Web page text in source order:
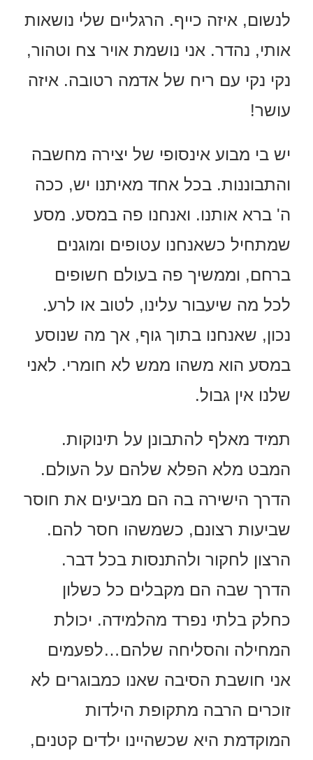
לנשום, איזה כייף. הרגליים שלי נושאות
אותי, נהדר. אני נושמת אויר צח וטהור,
נקי נקי עם ריח של אדמה רטובה. איזה
עושר!
יש בי מבוע אינסופי של יצירה מחשבה
והתבוננות. בכל אחד מאיתנו יש, ככה
ה' ברא אותנו. ואנחנו פה במסע. מסע
שמתחיל כשאנחנו עטופים ומוגנים
ברחם, וממשיך פה בעולם חשופים
לכל מה שיעבור עלינו, לטוב או לרע.
נכון, שאנחנו בתוך גוף, אך מה שנוסע
במסע הוא משהו ממש לא חומרי. לאני
שלנו אין גבול.
תמיד מאלף להתבונן על תינוקות.
המבט מלא הפלא שלהם על העולם.
הדרך הישירה בה הם מביעים את חוסר
שביעות רצונם, כשמשהו חסר להם.
הרצון לחקור ולהתנסות בכל דבר.
הדרך שבה הם מקבלים כל כשלון
כחלק בלתי נפרד מהלמידה. יכולת
המחילה והסליחה שלהם…לפעמים
אני חושבת הסיבה שאנו כמבוגרים לא
זוכרים הרבה מתקופת הילדות
המוקדמת היא שכשהיינו ילדים קטנים,